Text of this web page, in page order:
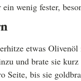
wenig fester,
etwas
und brate sie
Seite, bis sie